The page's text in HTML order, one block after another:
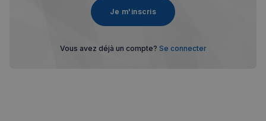
Je m'inscris
Vous avez déjà un compte? Se connecter